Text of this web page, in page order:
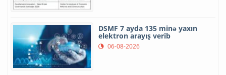
DSMF 7 ayda 135 minə yaxın
elektron arayış verib
06-08-2026